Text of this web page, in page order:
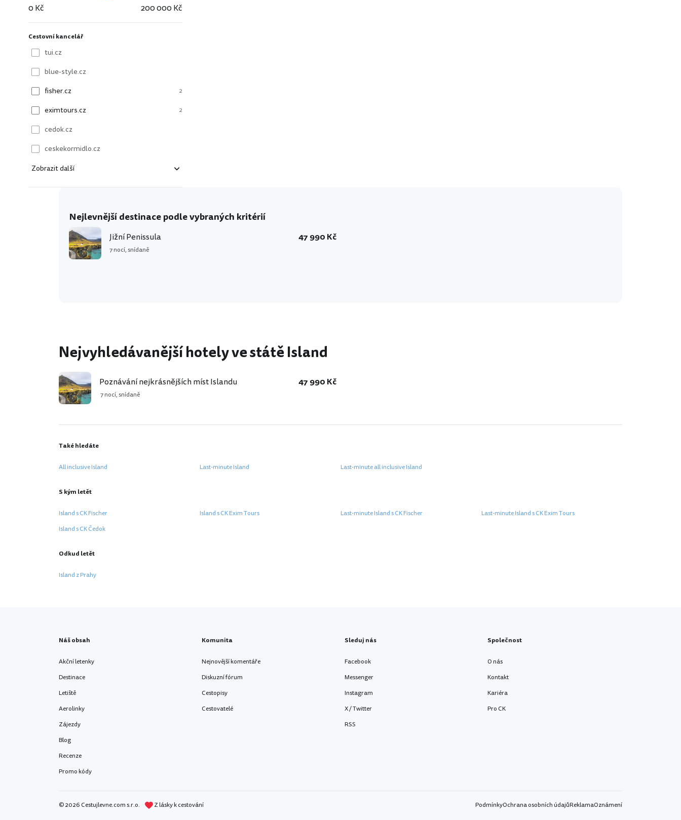
0 Kč 200 000 Kč
Cestovní kancelář
tui.cz
blue-style.cz
fisher.cz
2
eximtours.cz 2
cedok.cz
ceskekormidlo.cz
Zobrazit další
dertour.roNejlevnější destinace podle vybraných kritérií
Jižní Penissula
7 nocí, snídaně
47 990 Kč
Nejvyhledávanější hotely ve státě Island
Poznávání nejkrásnějších míst Islandu
7 nocí, snídaně
47 990 Kč
Také hledáte
All inclusive Island Last-minute Island Last-minute all inclusive Island
S kým letět
Island s CK Fischer Island s CK Exim Tours Last-minute Island s CK Fischer
Last-minute Island s CK Exim Tours
Island s CK Čedok
Odkud letět
Island z Prahy
Náš obsah
Akční letenky
Destinace
Letiště
Aerolinky
Zájezdy
Blog
Recenze
Promo kódy
Komunita
Nejnovější komentáře
Diskuzní fórum
Cestopisy
Cestovatelé
Sleduj nás
Facebook
Messenger
Instagram
X / Twitter
RSS
Společnost
O nás
Kontakt
Kariéra
Pro CK
© 2026 Cestujlevne.com s.r.o. Z lásky k cestování PodmínkyOchrana osobních údajůReklamaOznámení